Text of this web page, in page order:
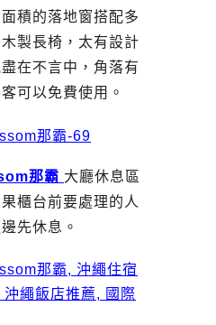
積的落地窗搭配多
製長椅，太有設計
在不言中，角落有
可以免費使用。
那霸 大廳休息區
櫃台前要處理的人
先休息。